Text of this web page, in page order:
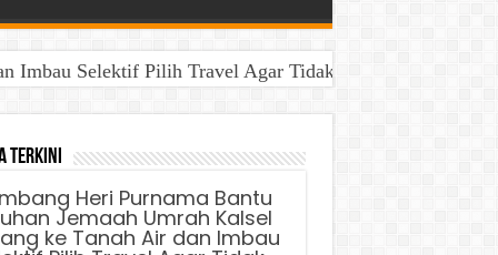
Imbau Selektif Pilih Travel Agar Tidak Terlantar
Untuk Banua, Hj. Ellyana Trisya : Jalankan Amanah
Terkini
Heri Purnama Bantu
Jemaah Umrah Kalsel
ke Tanah Air dan Imbau